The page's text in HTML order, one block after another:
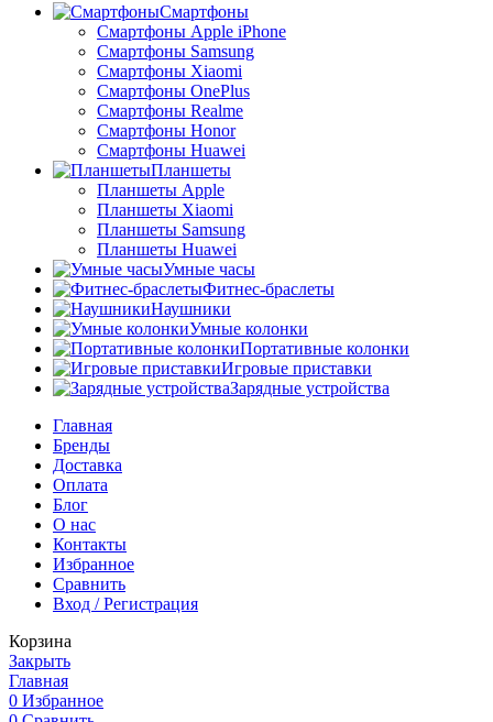
Смартфоны
Смартфоны Apple iPhone
Смартфоны Samsung
Смартфоны Xiaomi
Смартфоны OnePlus
Смартфоны Realme
Смартфоны Honor
Смартфоны Huawei
Планшеты
Планшеты Apple
Планшеты Xiaomi
Планшеты Samsung
Планшеты Huawei
Умные часы
Фитнес-браслеты
Наушники
Умные колонки
Портативные колонки
Игровые приставки
Зарядные устройства
Главная
Бренды
Доставка
Оплата
Блог
О нас
Контакты
Избранное
Сравнить
Вход / Регистрация
Корзина
Закрыть
Главная
0 Избранное